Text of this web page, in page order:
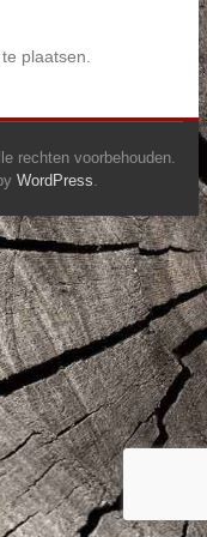
plaatsen.
rechten voorbehouden.
WordPress